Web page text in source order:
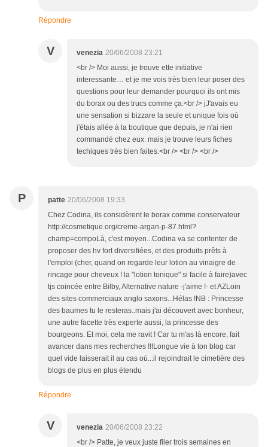
Répondre
V venezia 20/06/2008 23:21
<br /> Moi aussi, je trouve ette initiative
interessante… et je me vois très bien leur poser des
questions pour leur demander pourquoi ils ont mis
du borax ou des trucs comme ça.<br /> jJ'avais eu
une sensation si bizzare la seule et unique fois où
j'étais allée à la boutique que depuis, je n'ai rien
commandé chez eux. mais je trouve leurs fiches
techiques très bien faites.<br /> <br /> <br />
P patte 20/06/2008 19:33
Chez Codina, ils considèrent le borax comme conservateur
http://cosmetique.org/creme-argan-p-87.html?
champ=compoLà, c'est moyen...Codina va se contenter de
proposer des hv fort diversifiées, et des produits prêts à
l'emploi (cher, quand on regarde leur lotion au vinaigre de
rincage pour cheveux ! la "lotion tonique" si facile à faire)avec
tjs coincée entre Bilby, Alternative nature -j'aime !- et AZLoin
des sites commerciaux anglo saxons...Hélas !NB : Princesse
des baumes tu le resteras..mais j'ai découvert avec bonheur,
une autre facette très experte aussi, la princesse des
bourgeons. Et moi, cela me ravit ! Car tu m'as là encore, fait
avancer dans mes recherches !!!Longue vie à ton blog car
quel vide laisserait il au cas où...il rejoindrait le cimetière des
blogs de plus en plus étendu
Répondre
V venezia 20/06/2008 23:22
<br /> Patte, je veux juste filer trois semaines en